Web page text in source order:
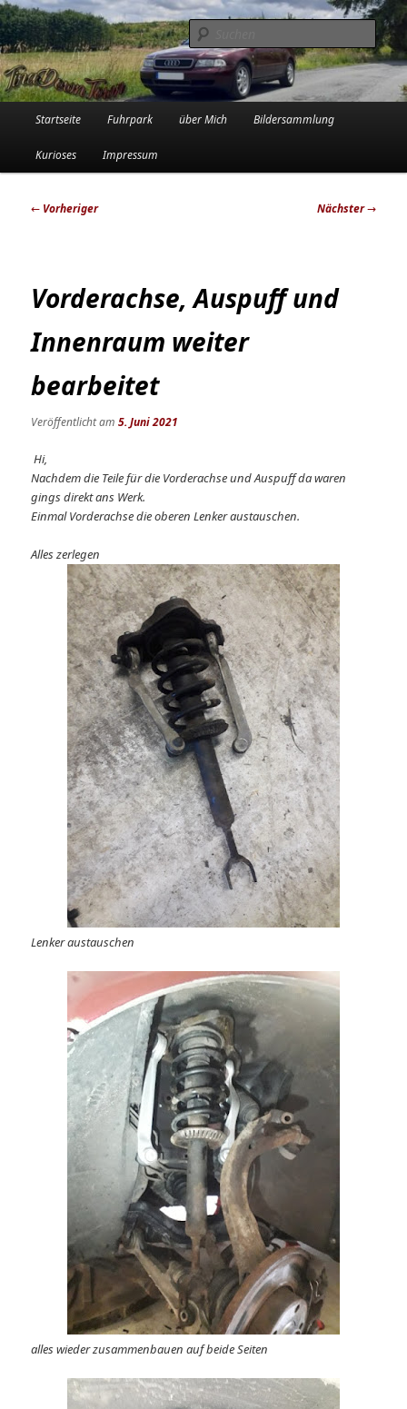
Zum
primären
Inhalt
springenTinadowntown
Die Audi-Schrauberin und ihre Erlebnisse in der Garage
Startseite Fuhrpark über Mich Bildersammlung
Kurioses Impressum
Beitragsnavigation
← Vorheriger Nächster→
Vorderachse, Auspuff und
Innenraum weiter
bearbeitet
Veröffentlicht am5. Juni 2021
Hi,
Nachdem die Teile für die Vorderachse und Auspuff da waren
gings direkt ans Werk.
Einmal Vorderachse die oberen Lenker austauschen.
Alles zerlegen
Lenker austauschen
alles wieder zusammenbauen auf beide Seiten